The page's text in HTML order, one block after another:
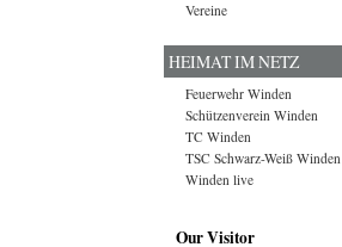
Vereine
HEIMAT IM NETZ
Feuerwehr Winden
Schützenverein Winden
TC Winden
TSC Schwarz-Weiß Winden
Winden live
Our Visitor